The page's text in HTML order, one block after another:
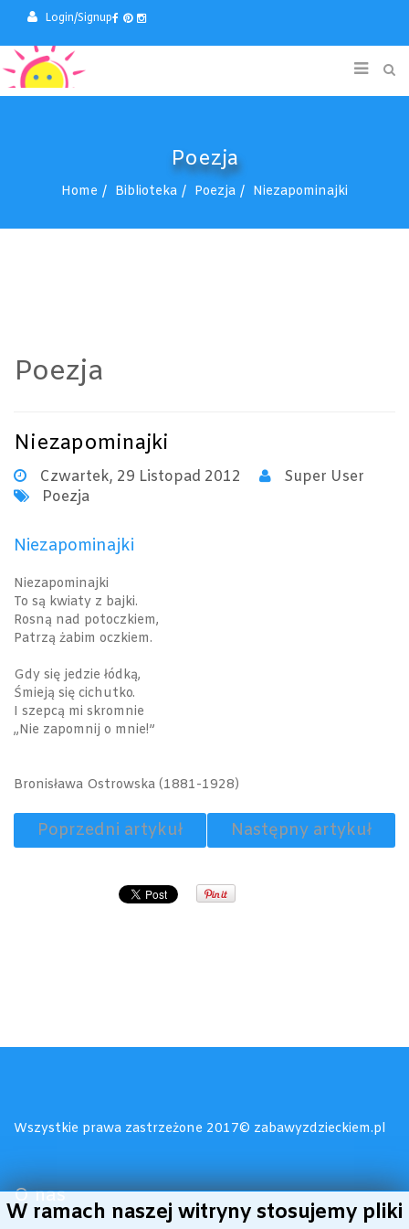
W ramach naszej witryny stosujemy pliki
Login/Signup
Poezja
Home Biblioteka Poezja Niezapominajki
Poezja
Niezapominajki
Czwartek, 29 Listopad 2012
Super User
Poezja
Niezapominajki
Niezapominajki
To są kwiaty z bajki.
Rosną nad potoczkiem,
Patrzą żabim oczkiem.
Gdy się jedzie łódką,
Śmieją się cichutko.
I szepcą mi skromnie
„Nie zapomnij o mnie!”
Bronisława Ostrowska (1881-1928)
Poprzedni artykuł Następny artykuł
Wszystkie prawa zastrzeżone 2017© zabawyzdzieckiem.pl
O nas